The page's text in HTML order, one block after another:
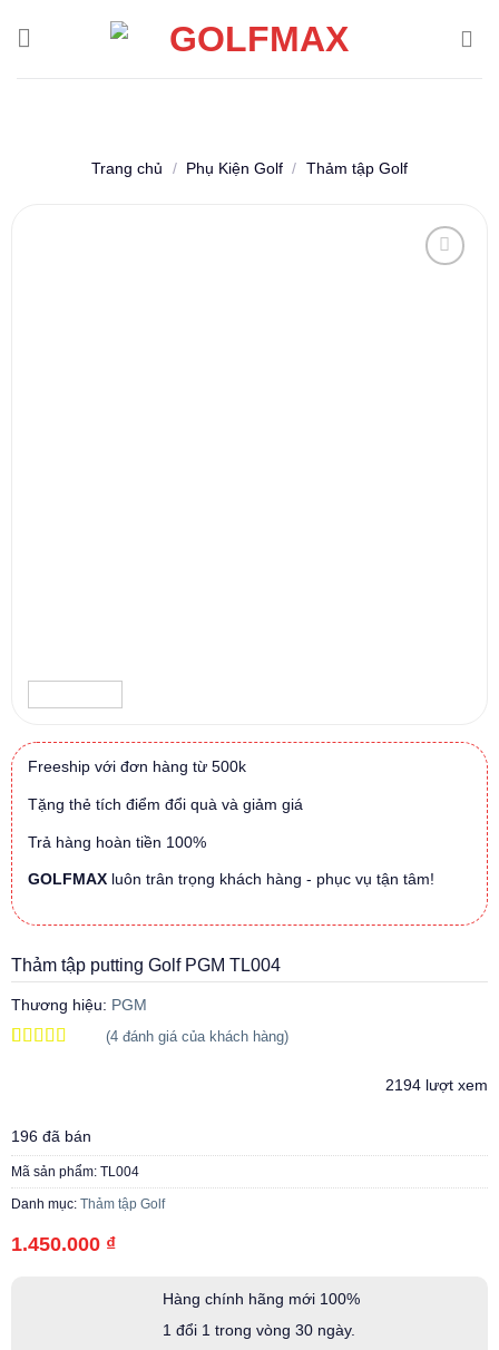
Trang chủ / Phụ Kiện Golf / Thảm tập Golf
Freeship với đơn hàng từ 500k
Tặng thẻ tích điểm đổi quà và giảm giá
Trả hàng hoàn tiền 100%
GOLFMAXluôn trân trọng khách hàng - phục vụ tận tâm!
Thảm tập putting Golf PGM TL004
Thương hiệu: PGM
(4đánh giá của khách hàng)
2194 lượt xem
196 đã bán
Mã sản phẩm: TL004
Danh mục: Thảm tập Golf
1.450.000 ₫
Hàng chính hãng mới 100%
1 đổi 1 trong vòng 30 ngày.